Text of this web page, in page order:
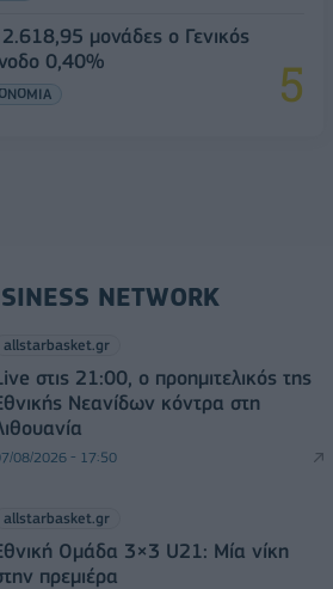
2.618,95 μονάδες ο Γενικός
0,40%
NETWORK
allstarbasket.gr
στις 21:00, ο προημιτελικός της
Νεανίδων κόντρα στη
08/2026 - 17:50
allstarbasket.gr
Ομάδα 3×3 U21: Μία νίκη
πρεμιέρα